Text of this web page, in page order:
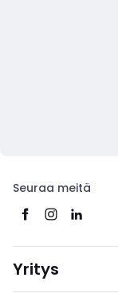
Seuraa meitä
Yritys